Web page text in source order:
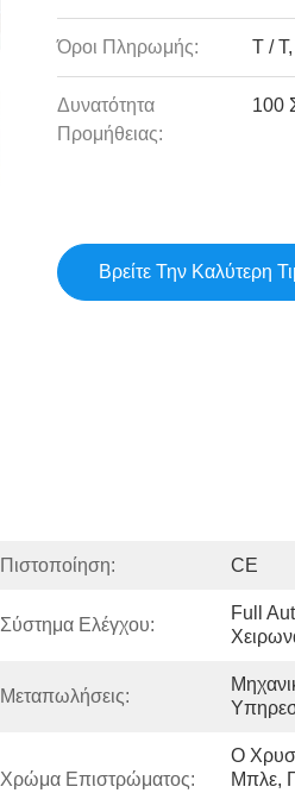
Όροι Πληρωμής: T /
Δυνατότητα
Προμήθειας:
100
Βρείτε Την Καλύτερη
Πιστοποίηση: CE
Σύστημα Ελέγχου:
Full
Μεταπωλήσεις:
Χρώμα Επιστρώματος:
Ο
Μπλε,